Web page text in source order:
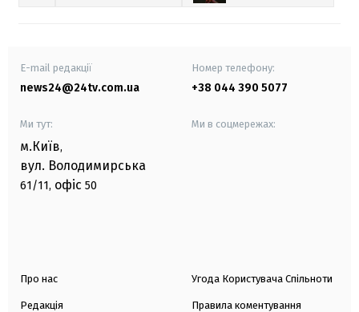
E-mail редакції
news24@24tv.com.ua
Номер телефону:
+38 044 390 5077
Ми тут:
м.Київ,
вул. Володимирська
61/11, офіс 50
Ми в соцмережах:
Про нас
Редакція
Угода Користувача Спільноти
Правила коментування